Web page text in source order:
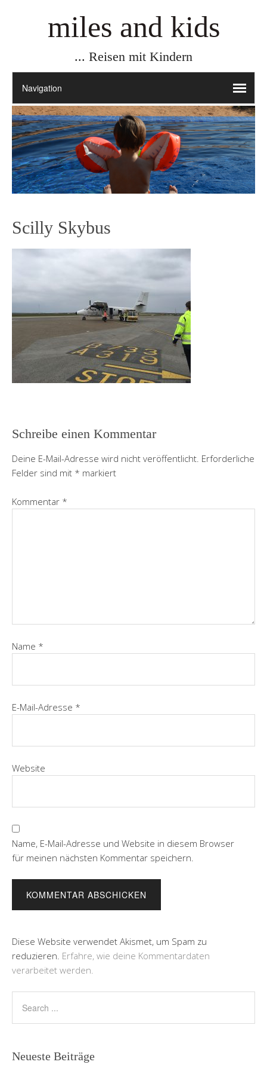
miles and kids
... Reisen mit Kindern
Scilly Skybus
Schreibe einen Kommentar
Deine E-Mail-Adresse wird nicht veröffentlicht. Erforderliche
Felder sind mit * markiert
Kommentar *
Name *
E-Mail-Adresse *
Website
Name, E-Mail-Adresse und Website in diesem Browser
für meinen nächsten Kommentar speichern.
Diese Website verwendet Akismet, um Spam zu
reduzieren. Erfahre, wie deine Kommentardaten
verarbeitet werden.
Neueste Beiträge